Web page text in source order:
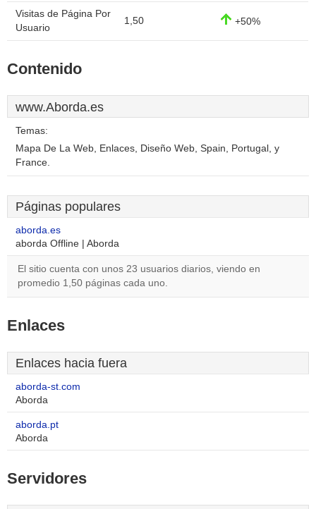
Visitas de Página Por
Usuario
1,50 +50%
Contenido
www.Aborda.es
Temas:
Mapa De La Web, Enlaces, Diseño Web, Spain, Portugal, y
France.
Páginas populares
aborda.es
aborda Offline | Aborda
El sitio cuenta con unos 23 usuarios diarios, viendo en
promedio 1,50 páginas cada uno.
Enlaces
Enlaces hacia fuera
aborda-st.com
Aborda
aborda.pt
Aborda
Servidores